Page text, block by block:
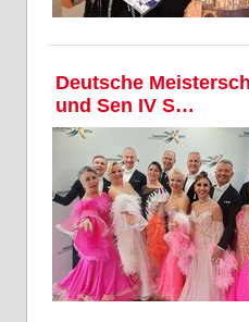
Deutsche
und Sen IV S…